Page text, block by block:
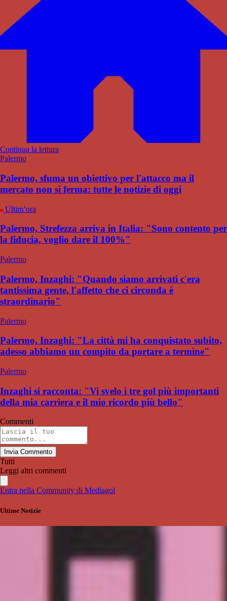
Continua la lettura
Palermo
Palermo, sfuma un obiettivo per l'attacco ma il
mercato non si ferma: tutte le notizie di oggi
Ultim’ora
Palermo, Strefezza arriva in Italia: "Sono contento per
la fiducia, voglio dare il 100%"
Palermo
Palermo, Inzaghi: "Quando siamo arrivati c'era
tantissima gente, l'affetto che ci circonda è
straordinario"
Palermo
Palermo, Inzaghi: "La città mi ha conquistato subito,
adesso abbiamo un compito da portare a termine"
Palermo
Inzaghi si racconta: "Vi svelo i tre gol più importanti
della mia carriera e il mio ricordo più bello"
Commenti
Invia Commento
Tutti
Leggi altri commenti
Entra nella Community di Mediagol
Ultime Notizie